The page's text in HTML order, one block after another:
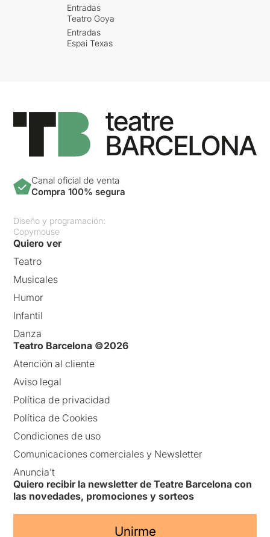
Entradas
Teatro Goya
Entradas
Espai Texas
Canal oficial de venta
Compra 100% segura
Diseño y programación:
Copymouse
Quiero ver
Teatro
Musicales
Humor
Infantil
Danza
Teatro Barcelona ©2026
Atención al cliente
Aviso legal
Política de privacidad
Política de Cookies
Condiciones de uso
Comunicaciones comerciales y Newsletter
Anuncia’t
Quiero recibir la newsletter de Teatre Barcelona con
las novedades, promociones y sorteos
Unirme